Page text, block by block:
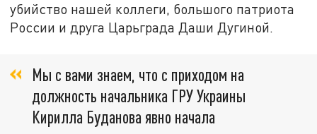
убийство нашей коллеги, большого патриота
России и друга Царьграда Даши Дугиной.
Мы с вами знаем, что с приходом на
должность начальника ГРУ Украины
Кирилла Буданова явно начала